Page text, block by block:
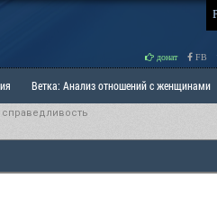
донат FB
Ветка: Анализ отношений с женщинами
МД и права мужчин